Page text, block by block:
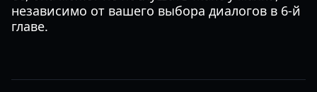
независимо от вашего выбора диалогов в 6-й
главе.